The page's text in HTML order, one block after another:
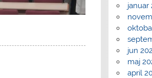
januar
jun
maj
april